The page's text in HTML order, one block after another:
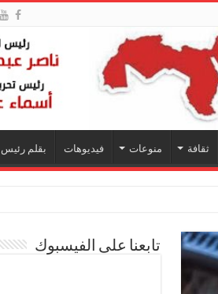
ثقافة منوعات فيديوهات بقلم رئيس
تابعنا على الفيسبوك